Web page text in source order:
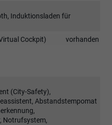
Induktionsladen für
Cockpit)
vorhanden
(City-Safety),
Abstandstempomat
Notrufsystem,